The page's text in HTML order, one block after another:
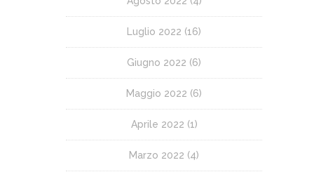
Luglio 2022 (16)
Giugno 2022 (6)
Maggio 2022 (6)
Aprile 2022 (1)
Marzo 2022 (4)